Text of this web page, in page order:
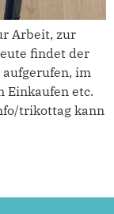
Arbeit, zur
findet der
im
Einkaufen etc.
trikottag kann